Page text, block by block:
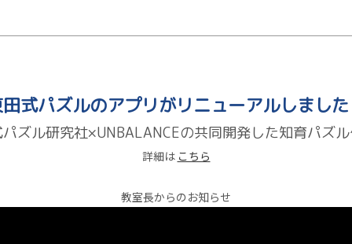
式パズルのアプリがリニューアルしまし
ズル研究社×UNBALANCEの共同開発した知育パズ
詳細は こちら
教室長からのお知らせ